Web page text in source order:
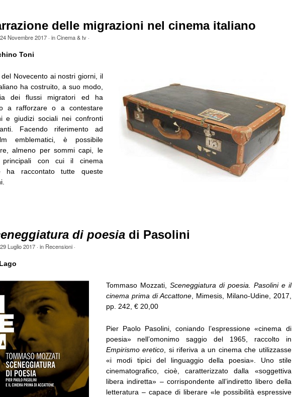
delle migrazioni nel cinema italiano
24 Novembre 2017· inCinema & tv·
Toni
del Novecento ai nostri giorni, il
ha costruito, a suo modo,
dei flussi migratori ed ha
a rafforzare o a contestare
e giudizi sociali nei confronti
Facendo riferimento ad
emblematici, è possibile
almeno per sommi capi, le
principali con cui il cinema
ha raccontato tutte queste
di poesiadi Pasolini
29 Luglio 2017· in Recensioni·
Tommaso Mozzati, Sceneggiatura di poesia. Pasolini e il
cinema prima di Accattone, Mimesis, Milano-Udine, 2017,
pp. 242, € 20,00
Pier Paolo Pasolini, coniando l’espressione «cinema di
poesia» nell’omonimo saggio del 1965, raccolto in
Empirismo eretico , si riferiva a un cinema che utilizzasse
«i modi tipici del linguaggio della poesia». Uno stile
cinematografico, cioè, caratterizzato dalla «soggettiva
libera indiretta» – corrispondente all’indiretto libero della
letteratura – capace di liberare «le possibilità espressive